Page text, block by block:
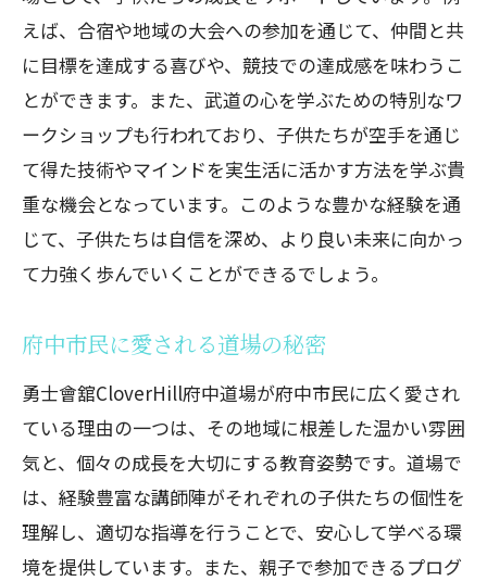
えば、合宿や地域の大会への参加を通じて、仲間と共
に目標を達成する喜びや、競技での達成感を味わうこ
とができます。また、武道の心を学ぶための特別なワ
ークショップも行われており、子供たちが空手を通じ
て得た技術やマインドを実生活に活かす方法を学ぶ貴
重な機会となっています。このような豊かな経験を通
じて、子供たちは自信を深め、より良い未来に向かっ
て力強く歩んでいくことができるでしょう。
府中市民に愛される道場の秘密
勇士會舘CloverHill府中道場が府中市民に広く愛され
ている理由の一つは、その地域に根差した温かい雰囲
気と、個々の成長を大切にする教育姿勢です。道場で
は、経験豊富な講師陣がそれぞれの子供たちの個性を
理解し、適切な指導を行うことで、安心して学べる環
境を提供しています。また、親子で参加できるプログ